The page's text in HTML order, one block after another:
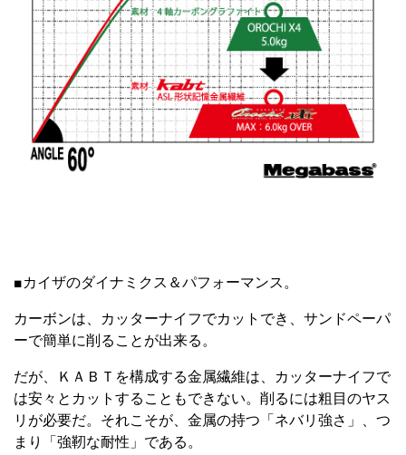
■カイザのダイナミクス＆パフォーマンス。
カーボンは、カッターナイフでカットでき、サンドペーパ
ーで簡単に削ることが出来る。
だが、ＫＡＢＴを構成する金属繊維は、カッターナイフで
は安々とカットすることもできない。削るには粗目のヤス
リが必要だ。それこそが、金属の持つ「ネバリ強さ」、つ
まり「強靭な耐性」である。